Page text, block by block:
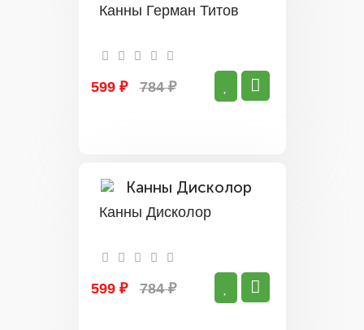
Канны Герман Титов
599 ₽ 784 ₽
Канны Дисколор
599 ₽ 784 ₽